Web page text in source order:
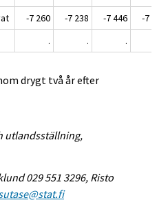
-7 260 -7 238 -7 446
-7 211
. . .
drygt två år efter
utlandsställning,
029 551 3296, Risto